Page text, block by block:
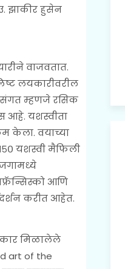
झाकीर हुसेन
वाजवतात.
लयकारीवरील
म्हणजे रसिक
आहे. यशस्वीता
केला. वयाच्या
यशस्वी मैफिली
आणि
करीत आहेत.
मिळालेले
art of the